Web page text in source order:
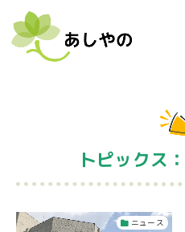
トピックス
ニュース